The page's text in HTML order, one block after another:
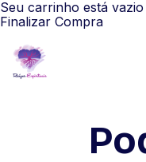
Seu carrinho está vazio
Finalizar Compra